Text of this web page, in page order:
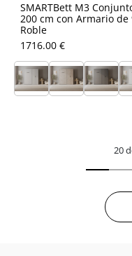
SMARTBett M3
200 cm con Armario
Roble
1716.00 €
20